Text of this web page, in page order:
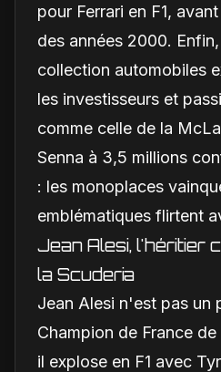
pour Ferrari en F1,
des années 2000.
collection automobiles
les investisseurs et
comme celle de la
Senna à 3,5 millions
: les monoplaces
emblématiques flirtent
Jean Alesi, l'héritier
la Scuderia
Jean Alesi n'est pas un
Champion de France
il explose en F1 avec